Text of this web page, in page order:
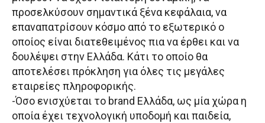
προσελκύσουν σημαντικά ξένα κεφάλαια, να
επαναπατρίσουν κόσμο από το εξωτερικό ο
οποίος είναι διατεθειμένος πια να έρθει και να
δουλέψει στην Ελλάδα. Κάτι το οποίο θα
αποτελέσει πρόκληση για όλες τις μεγάλες
εταιρείες πληροφορικής.
-Όσο ενισχύεται το brand Ελλάδα, ως μία χώρα η
οποία έχει τεχνολογική υποδομή και παιδεία,